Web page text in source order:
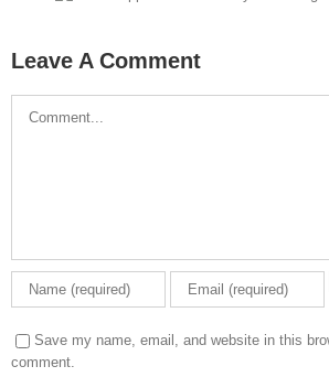
Leave A Comment
Save my name, email, and website in this
comment.